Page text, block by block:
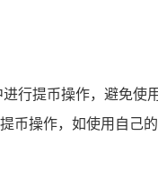
行提币操作，避免
操作，如使用自己